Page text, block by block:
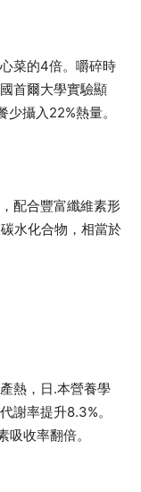
菜的4倍。嚼碎時
首爾大學實驗顯
攝入22%熱量。
配合豐富纖維素形
水化合物，相當於
熱，日.本營養學
謝率提升8.3%。
收率翻倍。